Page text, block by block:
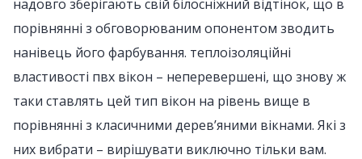
надовго зберігають свій білосніжний відтінок, що в
порівнянні з обговорюваним опонентом зводить
нанівець його фарбування. теплоізоляційні
властивості пвх вікон – неперевершені, що знову ж
таки ставлять цей тип вікон на рівень вище в
порівнянні з класичними дерев’яними вікнами. Які з
них вибрати – вирішувати виключно тільки вам.